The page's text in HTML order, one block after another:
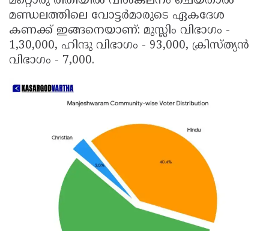
മണ്ഡലത്തിലെ വോട്ടർമാരുടെ ഏകദേശ
കണക്ക് ഇങ്ങനെയാണ്: മുസ്ലിം വിഭാഗം -
1,30,000, ഹിന്ദു വിഭാഗം - 93,000, ക്രിസ്ത്യൻ
വിഭാഗം - 7,000.